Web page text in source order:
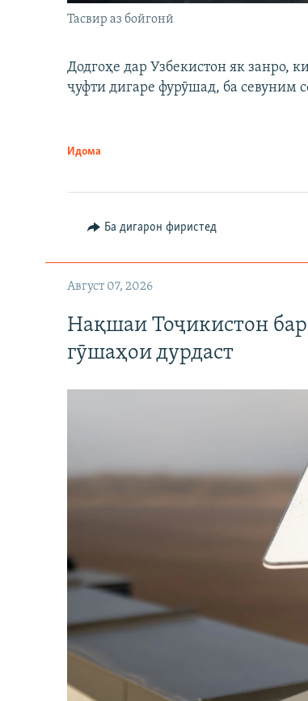
Тасвир аз бойгонӣ
Додгоҳе дар Узбекистон як занро,
ҷуфти дигаре фурӯшад, ба севуним
Идома
Ба дигарон фиристед
Август 07, 2026
Нақшаи Тоҷикистон
гӯшаҳои дурдаст